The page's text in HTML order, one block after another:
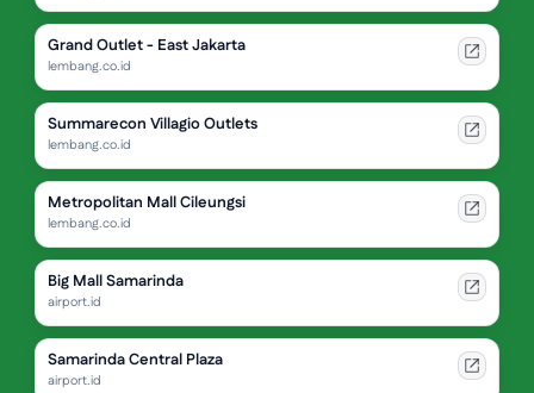
Grand Outlet - East Jakarta
lembang.co.id
Summarecon Villagio Outlets
lembang.co.id
Metropolitan Mall Cileungsi
lembang.co.id
Big Mall Samarinda
airport.id
Samarinda Central Plaza
airport.id